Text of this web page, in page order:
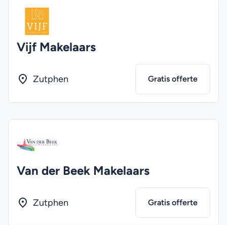
Vijf Makelaars
Zutphen Gratis offerte
Van der Beek Makelaars
Zutphen Gratis offerte